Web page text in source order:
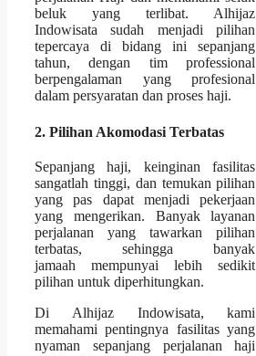
beluk yang terlibat. Alhijaz
Indowisata sudah menjadi pilihan
tepercaya di bidang ini sepanjang
tahun, dengan tim professional
berpengalaman yang profesional
dalam persyaratan dan proses haji.
2. Pilihan Akomodasi Terbatas
Sepanjang haji, keinginan fasilitas
sangatlah tinggi, dan temukan pilihan
yang pas dapat menjadi pekerjaan
yang mengerikan. Banyak layanan
perjalanan yang tawarkan pilihan
terbatas, sehingga banyak
jamaah mempunyai lebih sedikit
pilihan untuk diperhitungkan.
Di Alhijaz Indowisata, kami
memahami pentingnya fasilitas yang
nyaman sepanjang perjalanan haji